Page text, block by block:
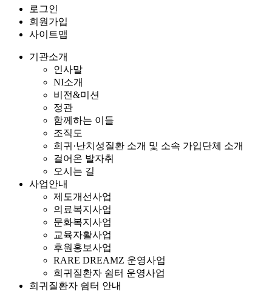
로그인
회원가입
사이트맵
기관소개
인사말
NI소개
비전&미션
정관
함께하는 이들
조직도
희귀·난치성질환 소개 및 소속 가입단체 소개
걸어온 발자취
오시는 길
사업안내
제도개선사업
의료복지사업
문화복지사업
교육자활사업
후원홍보사업
RARE DREAMZ 운영사업
희귀질환자 쉼터 운영사업
희귀질환자 쉼터 안내